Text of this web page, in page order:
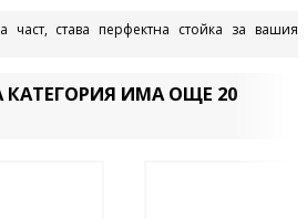
част, става перфектна стойка за вашия
КАТЕГОРИЯ ИМА ОЩЕ 20